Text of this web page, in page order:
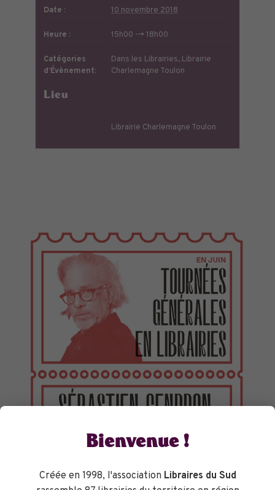
Date : 10 novembre 2018
Heure : 15h00 --> 18h00
Catégories
d’Évènement:
Dans les Librairies, Librairie
Charlemagne Toulon
Lieu
Librairie Charlemagne Toulon
Bienvenue !
Créée en 1998, l'association Libraires du Sud